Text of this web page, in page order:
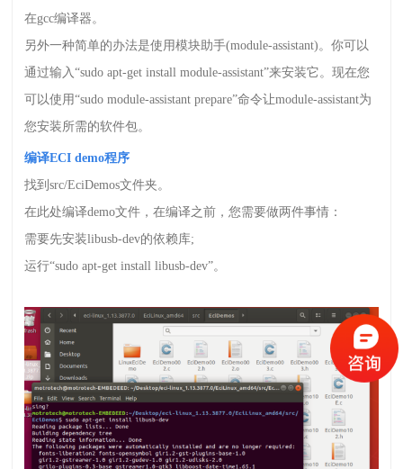
在gcc编译器。
另外一种简单的办法是使用模块助手(module-assistant)。你可以
通过输入“sudo apt-get install module-assistant”来安装它。现在您
可以使用“sudo module-assistant prepare”命令让module-assistant为
您安装所需的软件包。
编译ECI demo程序
找到src/EciDemos文件夹。
在此处编译demo文件，在编译之前，您需要做两件事情：
需要先安装libusb-dev的依赖库;
运行“sudo apt-get install libusb-dev”。